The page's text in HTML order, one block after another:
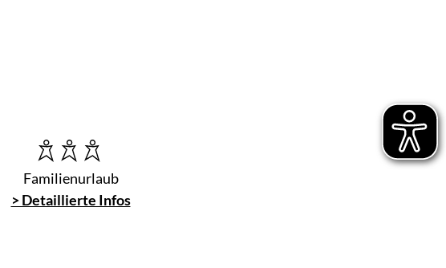
Familienurlaub
> Detaillierte Infos